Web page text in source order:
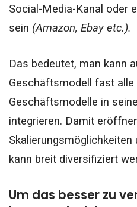
Social-Media-Kanal oder
sein (Amazon, Ebay etc.).
Das bedeutet, man kann
Geschäftsmodell fast alle
Geschäftsmodelle in
integrieren. Damit
Skalierungsmöglichkeiten
kann breit diversifiziert
Um das besser zu